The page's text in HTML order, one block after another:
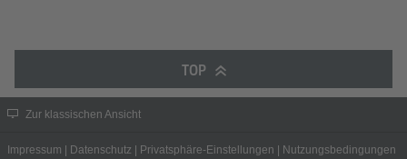
TOP
Zur klassischen Ansicht
Impressum Datenschutz Privatsphäre-Einstellungen
Nutzungsbedingungen